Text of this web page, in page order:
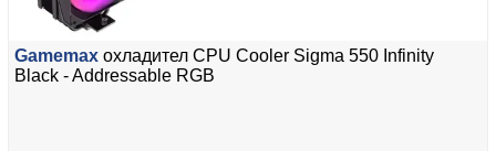
Gamemax охладител CPU Cooler Sigma 550 Infinity
Black - Addressable RGB